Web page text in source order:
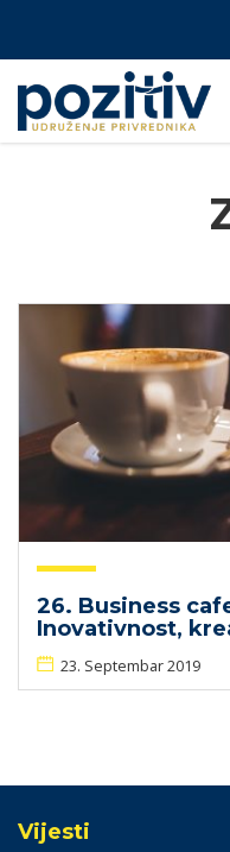
26. Business
Inovativnost,
23. Septembar 2019
Vijesti